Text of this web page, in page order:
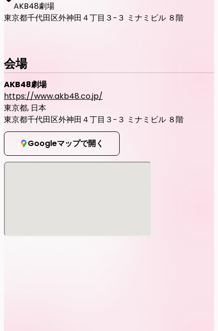
AKB48劇場
東京都千代田区外神田４丁目３−３ ミナミビル ８階
会場
AKB48劇場
https://www.akb48.co.jp/
東京都, 日本
東京都千代田区外神田４丁目３−３ ミナミビル ８階
Googleマップで開く